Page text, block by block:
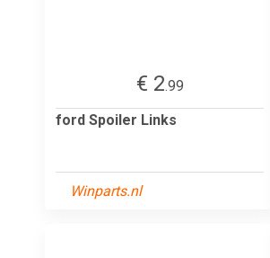
€ 2.99
ford Spoiler Links
Winparts.nl